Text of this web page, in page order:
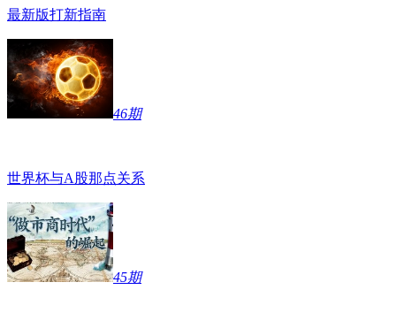
最新版打新指南
46期
世界杯与A股那点关系
45期